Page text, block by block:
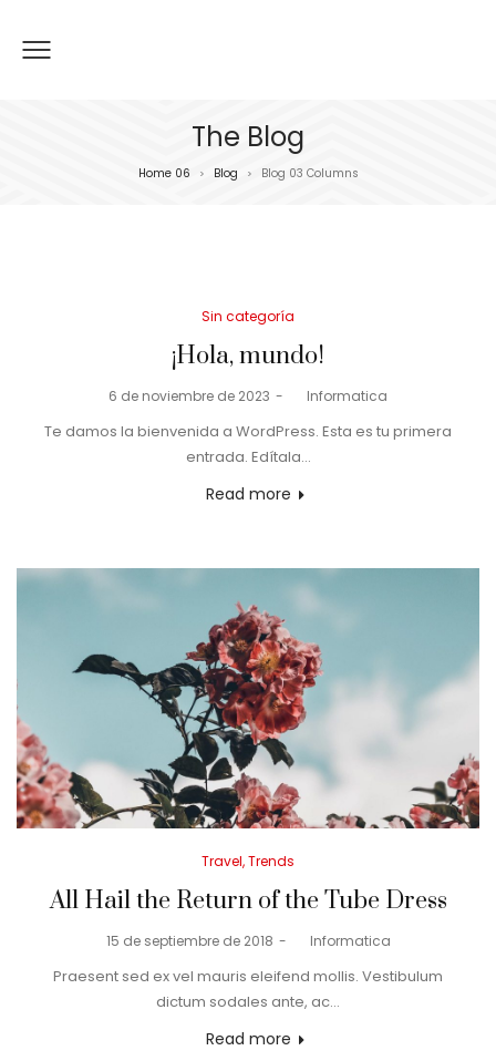
The Blog
Home 06 > Blog > Blog 03 Columns
Posted
Sin categoría
¡Hola, mundo!
Posted
6 de noviembre de 2023 Informatica
Te damos la bienvenida a WordPress. Esta es tu primera
entrada. Edítala…
Read more
Posted
Travel Trends
All Hail the Return of the Tube Dress
Posted
15 de septiembre de 2018 Informatica
Praesent sed ex vel mauris eleifend mollis. Vestibulum
dictum sodales ante, ac…
Read more